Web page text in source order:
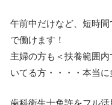
午前中だけなど、短時
で働けます！
主婦の方も＜扶養範囲
いてる方・・・・本当
歯科衛生士免許をフル